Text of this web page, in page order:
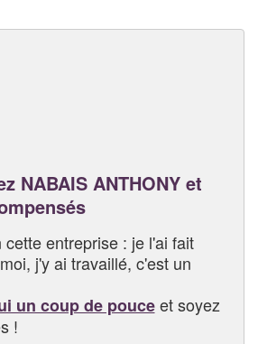
NABAIS ANTHONY et
entreprise : je l'ai fait
j'y ai travaillé, c'est un
un coup de pouceet soyez
!